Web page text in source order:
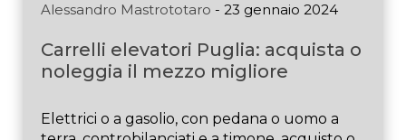
Alessandro Mastrototaro - 23 gennaio 2024
Carrelli elevatori Puglia: acquista o
noleggia il mezzo migliore
Elettrici o a gasolio, con pedana o uomo a